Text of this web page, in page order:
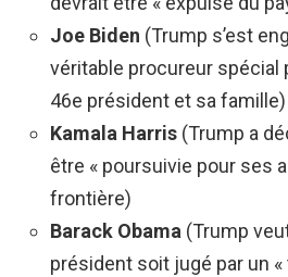
Joe Biden (Trump s’est
véritable procureur spécial
46e président et sa famille)
Kamala Harris (Trump a
être « poursuivie pour ses
frontière)
Barack Obama (Trump
président soit jugé par un